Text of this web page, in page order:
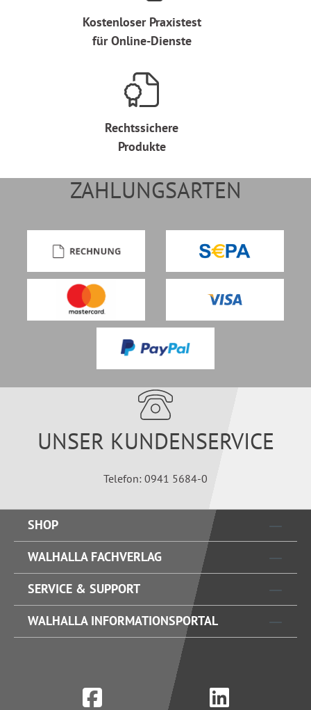
Kostenloser Praxistest
für Online-Dienste
Rechtssichere
Produkte
ZAHLUNGSARTEN
UNSER KUNDENSERVICE
Telefon: 0941 5684-0
SHOP
WALHALLA FACHVERLAG
SERVICE & SUPPORT
WALHALLA INFORMATIONSPORTAL